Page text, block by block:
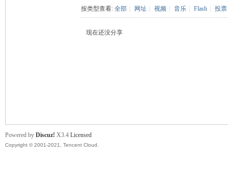
按类型查看: 全部 网址 视频 音乐 Flash 投票
现在还没分享
Powered by Discuz! X3.4 Licensed
Copyright © 2001-2021, Tencent Cloud.